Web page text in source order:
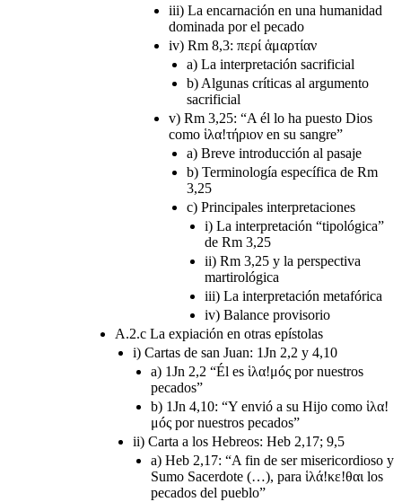
iii) La encarnación en una humanidad
dominada por el pecado
iv) Rm 8,3: περί ἁμαρτίαν
a) La interpretación sacrificial
b) Algunas críticas al argumento
sacrificial
v) Rm 3,25: “A él lo ha puesto Dios
como ἱλα!τήριον en su sangre”
a) Breve introducción al pasaje
b) Terminología específica de Rm
3,25
c) Principales interpretaciones
i) La interpretación “tipológica”
de Rm 3,25
ii) Rm 3,25 y la perspectiva
martirológica
iii) La interpretación metafórica
iv) Balance provisorio
A.2.c La expiación en otras epístolas
i) Cartas de san Juan: 1Jn 2,2 y 4,10
a) 1Jn 2,2 “Él es ἱλα!μóς por nuestros
pecados”
b) 1Jn 4,10: “Y envió a su Hijo como ἱλα!
μóς por nuestros pecados”
ii) Carta a los Hebreos: Heb 2,17; 9,5
a) Heb 2,17: “A fin de ser misericordioso y
Sumo Sacerdote (…), para ἱλά!κε!θαι los
pecados del pueblo”